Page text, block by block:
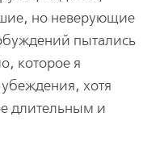
но неверующие
пытались
которое я
хотя
длительным и